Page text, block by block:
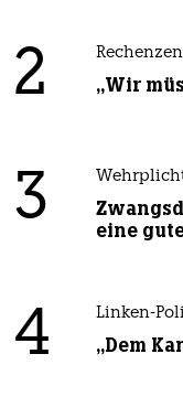
2 „Wir
3
eine
4 Linken-
„Dem